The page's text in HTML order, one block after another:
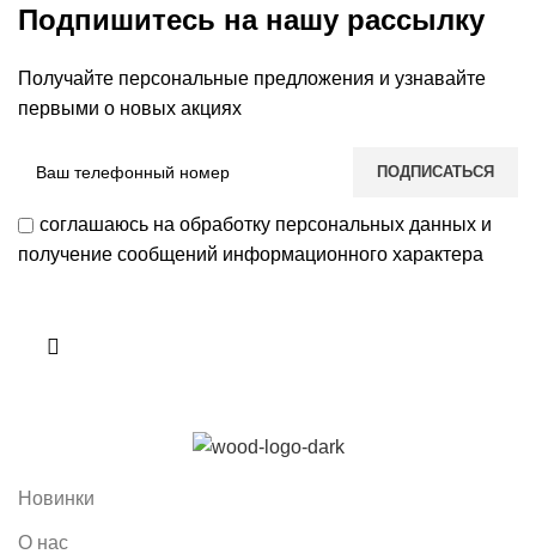
Подпишитесь на нашу рассылку
Получайте персональные предложения и узнавайте
первыми о новых акциях
соглашаюсь на обработку персональных данных и
получение сообщений информационного характера
Новинки
О нас